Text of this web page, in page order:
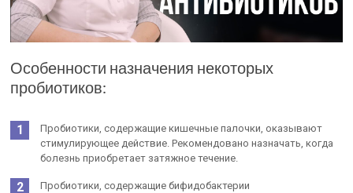
Особенности назначения некоторых
пробиотиков:
Пробиотики, содержащие кишечные палочки, оказывают
стимулирующее действие. Рекомендовано назначать, когда
болезнь приобретает затяжное течение.
Пробиотики, содержащие бифидобактерии